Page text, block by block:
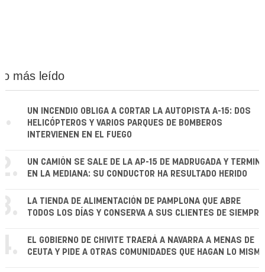
más leído
UN INCENDIO OBLIGA A CORTAR LA AUTOPISTA A-15: DOS
HELICÓPTEROS Y VARIOS PARQUES DE BOMBEROS
INTERVIENEN EN EL FUEGO
UN CAMIÓN SE SALE DE LA AP-15 DE MADRUGADA Y
EN LA MEDIANA: SU CONDUCTOR HA RESULTADO HERIDO
LA TIENDA DE ALIMENTACIÓN DE PAMPLONA QUE ABRE
TODOS LOS DÍAS Y CONSERVA A SUS CLIENTES DE SIEMPRE
EL GOBIERNO DE CHIVITE TRAERÁ A NAVARRA A MENAS DE
CEUTA Y PIDE A OTRAS COMUNIDADES QUE HAGAN LO MISMO